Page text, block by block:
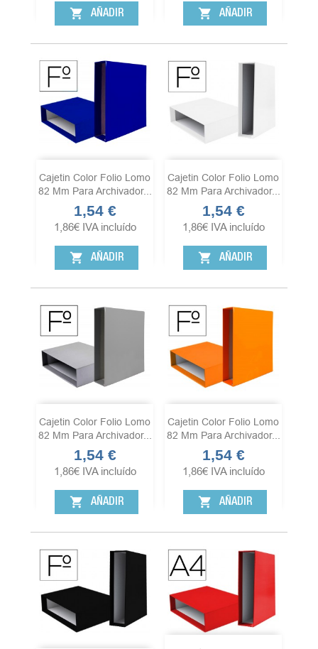
shopping_cart AÑADIR shopping_cart AÑADIR
Cajetin Color Folio Lomo
82 Mm Para Archivador...
Precio
1,54 €
1,86€ IVA incluído
shopping_cart AÑADIR
Cajetin Color Folio Lomo
82 Mm Para Archivador...
Precio
1,54 €
1,86€ IVA incluído
shopping_cart AÑADIR
Cajetin Color Folio Lomo
82 Mm Para Archivador...
Precio
1,54 €
1,86€ IVA incluído
shopping_cart AÑADIR
Cajetin Color Folio Lomo
82 Mm Para Archivador...
Precio
1,54 €
1,86€ IVA incluído
shopping_cart AÑADIR